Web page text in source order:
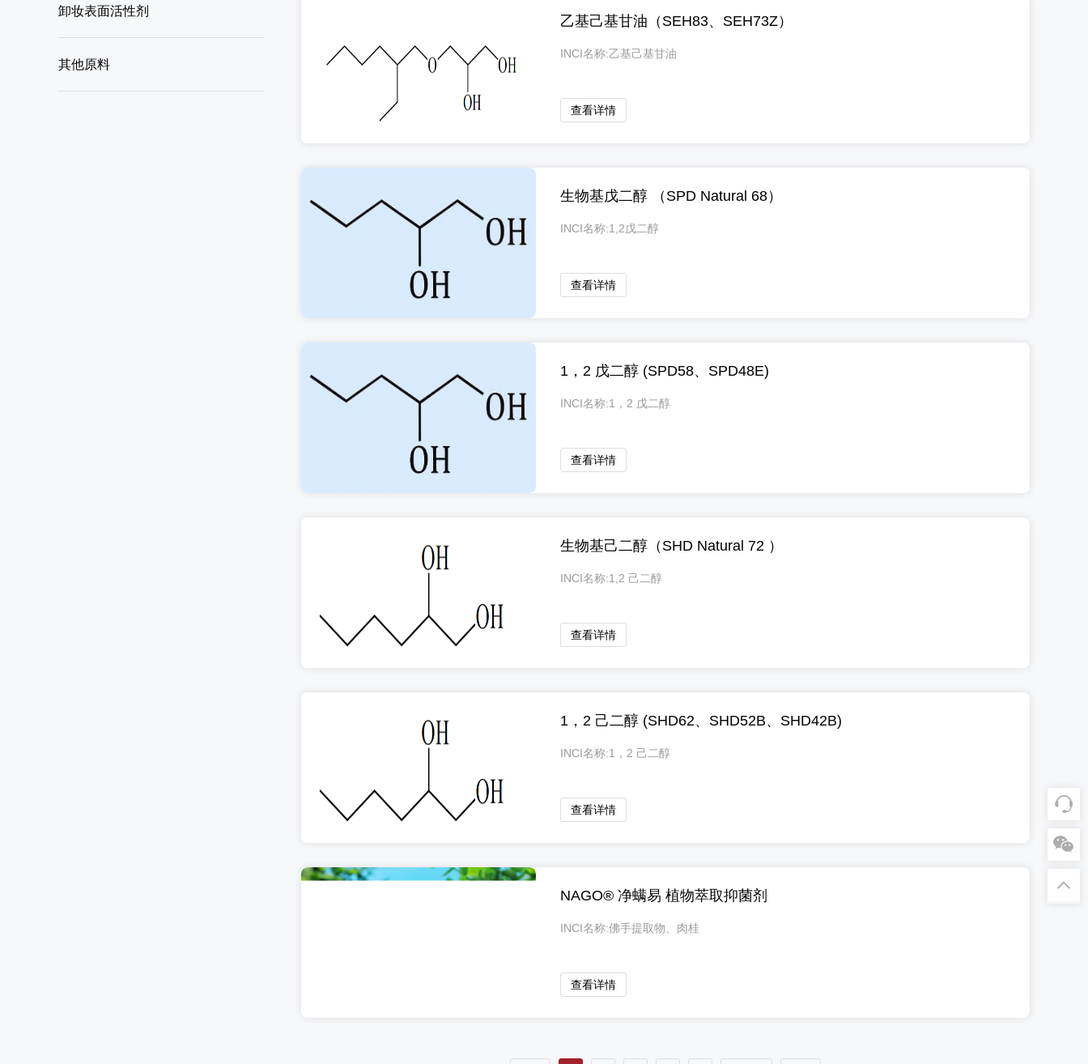
卸妆表面活性剂
其他原料
乙基己基甘油（SEH83、SEH73Z）
INCI名称:乙基己基甘油
查看详情
生物基戊二醇 （SPD Natural 68）
INCI名称:1,2戊二醇
查看详情
1，2 戊二醇 (SPD58、SPD48E)
INCI名称:1，2 戊二醇
查看详情
生物基己二醇（SHD Natural 72 ）
INCI名称:1,2 己二醇
查看详情
1，2 己二醇 (SHD62、SHD52B、SHD42B)
INCI名称:1，2 己二醇
查看详情
NAGO® 净螨易 植物萃取抑菌剂
INCI名称:佛手提取物、肉桂
荷油、柠檬果提取物、香茅
提取物
查看详情